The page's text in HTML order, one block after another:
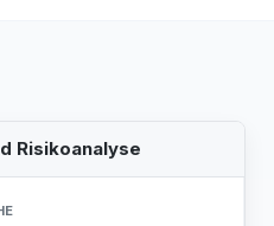
Risikoanalyse